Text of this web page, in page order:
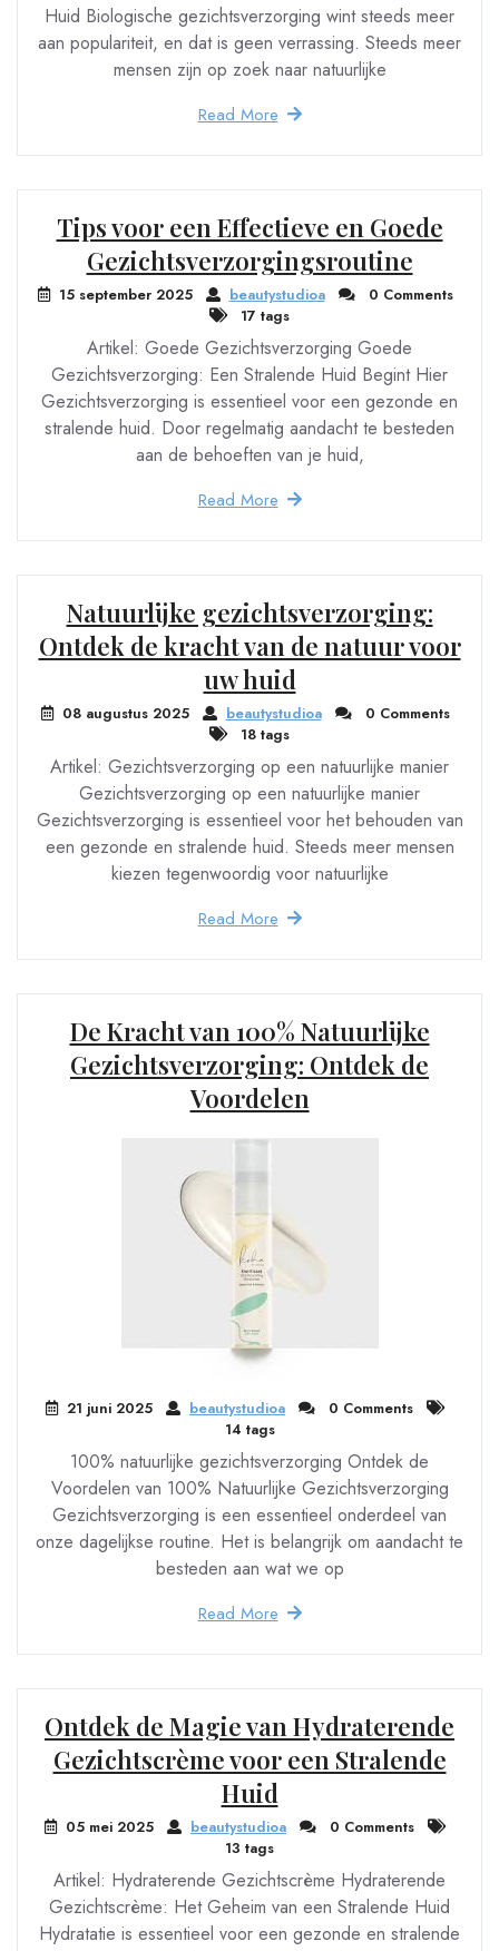
Huid Biologische gezichtsverzorging wint steeds meer
aan populariteit, en dat is geen verrassing. Steeds meer
mensen zijn op zoek naar natuurlijke
Read More
Tips voor een Effectieve en Goede
Gezichtsverzorgingsroutine
15 september 2025 beautystudioa
0 Comments
17 tags
Artikel: Goede Gezichtsverzorging Goede
Gezichtsverzorging: Een Stralende Huid Begint Hier
Gezichtsverzorging is essentieel voor een gezonde en
stralende huid. Door regelmatig aandacht te besteden
aan de behoeften van je huid,
Read More
Natuurlijke gezichtsverzorging:
Ontdek de kracht van de natuur voor
uw huid
08 augustus 2025 beautystudioa
0 Comments
18 tags
Artikel: Gezichtsverzorging op een natuurlijke manier
Gezichtsverzorging op een natuurlijke manier
Gezichtsverzorging is essentieel voor het behouden van
een gezonde en stralende huid. Steeds meer mensen
kiezen tegenwoordig voor natuurlijke
Read More
De Kracht van 100% Natuurlijke
Gezichtsverzorging: Ontdek de
Voordelen
21 juni 2025 beautystudioa
0 Comments
14 tags
100% natuurlijke gezichtsverzorging Ontdek de
Voordelen van 100% Natuurlijke Gezichtsverzorging
Gezichtsverzorging is een essentieel onderdeel van
onze dagelijkse routine. Het is belangrijk om aandacht te
besteden aan wat we op
Read More
Ontdek de Magie van Hydraterende
Gezichtscrème voor een Stralende
Huid
05 mei 2025 beautystudioa
0 Comments
13 tags
Artikel: Hydraterende Gezichtscrème Hydraterende
Gezichtscrème: Het Geheim van een Stralende Huid
Hydratatie is essentieel voor een gezonde en stralende